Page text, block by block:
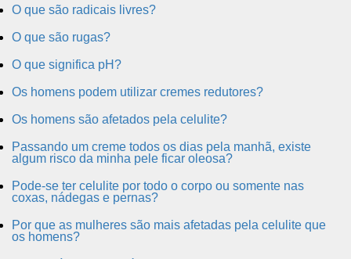
O que são radicais livres?
O que são rugas?
O que significa pH?
Os homens podem utilizar cremes redutores?
Os homens são afetados pela celulite?
Passando um creme todos os dias pela manhã, existe
algum risco da minha pele ficar oleosa?
Pode-se ter celulite por todo o corpo ou somente nas
coxas, nádegas e pernas?
Por que as mulheres são mais afetadas pela celulite que
os homens?